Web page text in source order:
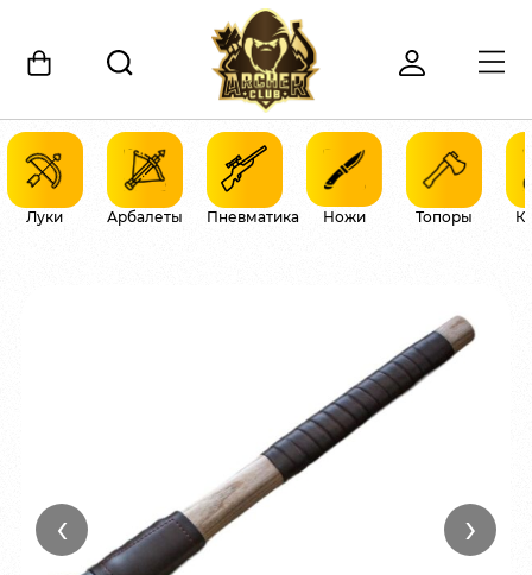
Луки Арбалеты Пневматика Ножи Топоры
‹ ›